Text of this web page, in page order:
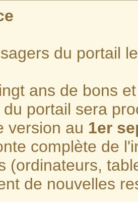
du portail
ans de bons
du portail sera
version au 1er
complète de
(ordinateurs,
de nouvelles